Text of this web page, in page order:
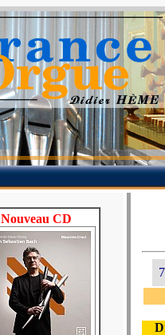
Nouveau CD